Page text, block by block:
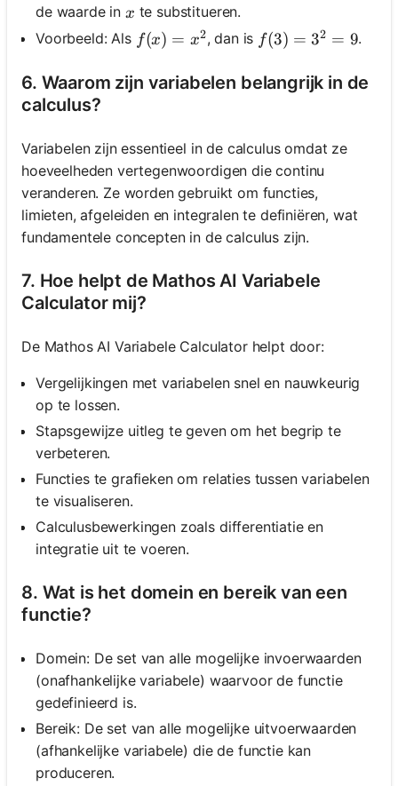
de waarde in x
x te substitueren.
Voorbeeld: Als f(x)=x^2
f(x) = x2, dan is f(3)=3^2=9
f(3) = 32 = 9.
6. Waarom zijn variabelen belangrijk in de
calculus?
Variabelen zijn essentieel in de calculus omdat ze
hoeveelheden vertegenwoordigen die continu
veranderen. Ze worden gebruikt om functies,
limieten, afgeleiden en integralen te definiëren, wat
fundamentele concepten in de calculus zijn.
7. Hoe helpt de Mathos AI Variabele
Calculator mij?
De Mathos AI Variabele Calculator helpt door:
Vergelijkingen met variabelen snel en nauwkeurig
op te lossen.
Stapsgewijze uitleg te geven om het begrip te
verbeteren.
Functies te grafieken om relaties tussen variabelen
te visualiseren.
Calculusbewerkingen zoals differentiatie en
integratie uit te voeren.
8. Wat is het domein en bereik van een
functie?
Domein: De set van alle mogelijke invoerwaarden
(onafhankelijke variabele) waarvoor de functie
gedefinieerd is.
Bereik: De set van alle mogelijke uitvoerwaarden
(afhankelijke variabele) die de functie kan
produceren.